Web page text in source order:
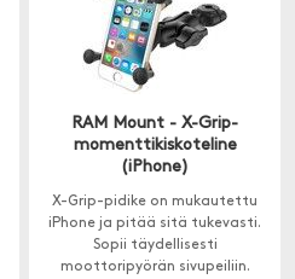
RAM Mount - X-Grip-
momenttikiskoteline
(iPhone)
X-Grip-pidike on mukautettu
iPhone ja pitää sitä tukevasti.
Sopii täydellisesti
moottoripyörän sivupeiliin.